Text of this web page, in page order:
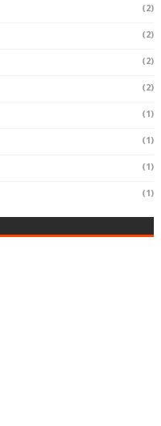
(2)
(2)
(2)
(2)
(1)
(1)
(1)
(1)